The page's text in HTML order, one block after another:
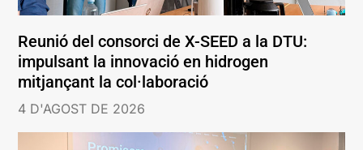
Reunió del consorci de X-SEED a la DTU:
impulsant la innovació en hidrogen
mitjançant la col·laboració
4 D'AGOST DE 2026